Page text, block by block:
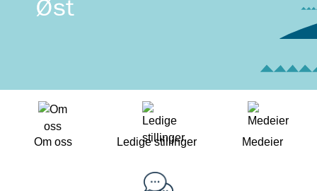
COOP MEDLEM
Om oss Ledige stillinger Medeier